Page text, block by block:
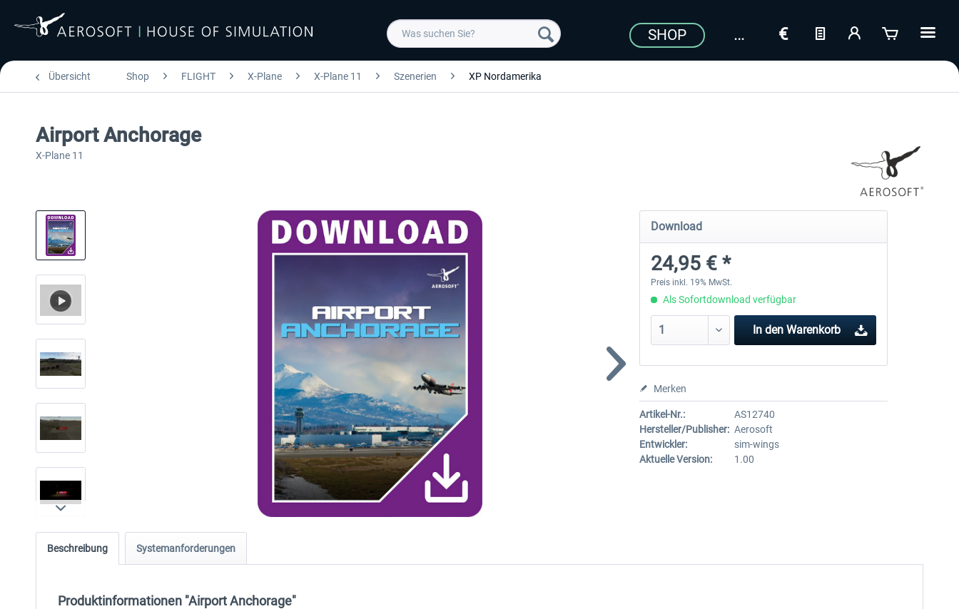
SHOP
Übersicht Shop FLIGHT X-Plane X-Plane 11 Szenerien XP Nordamerika
Airport Anchorage
X-Plane 11
Download
24,95 € *
Preis inkl. 19% MwSt.
Als Sofortdownload verfügbar
In den Warenkorb
Merken
Artikel-Nr.:
AS12740
Hersteller/Publisher: Aerosoft
Entwickler:
sim-wings
Aktuelle Version:
1.00
Beschreibung Systemanforderungen
Produktinformationen "Airport Anchorage"